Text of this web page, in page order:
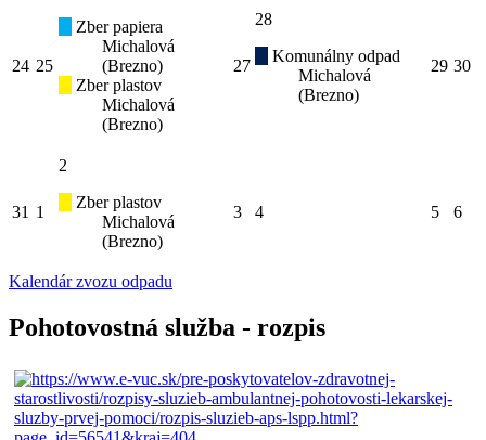
24 25
Zber papiera
Michalová
(Brezno)
Zber plastov
Michalová
(Brezno)
27
28
Komunálny odpad
Michalová
(Brezno)
29 30
31 1
2
Zber plastov
Michalová
(Brezno)
3 4 5 6
Kalendár zvozu odpadu
Pohotovostná služba - rozpis